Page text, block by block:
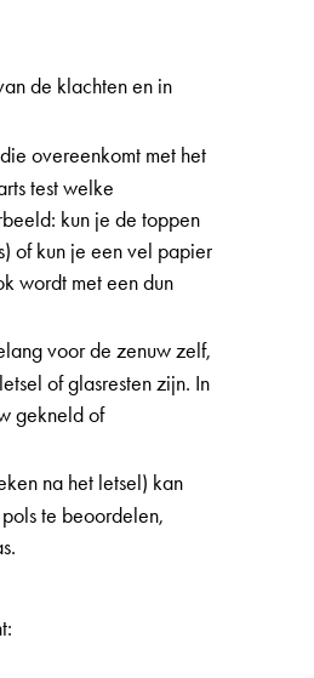
de klachten en in
overeenkomt met het
test welke
kun je de toppen
of kun je een vel papier
wordt met een dun
voor de zenuw zelf,
of glasresten zijn. In
gekneld of
na het letsel) kan
te beoordelen,